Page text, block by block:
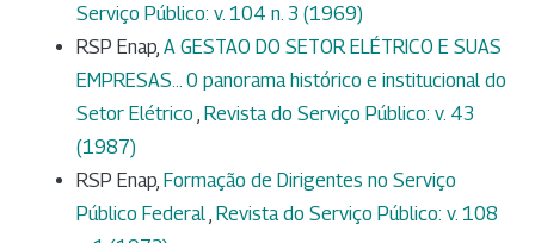
Serviço Público: v. 104 n. 3 (1969)
RSP Enap, A GESTAO DO SETOR ELÉTRICO E SUAS
EMPRESAS... 0 panorama histórico e institucional do
Setor Elétrico Revista do Serviço Público: v. 43
(1987)
RSP Enap, Formação de Dirigentes no Serviço
Público Federal Revista do Serviço Público: v. 108